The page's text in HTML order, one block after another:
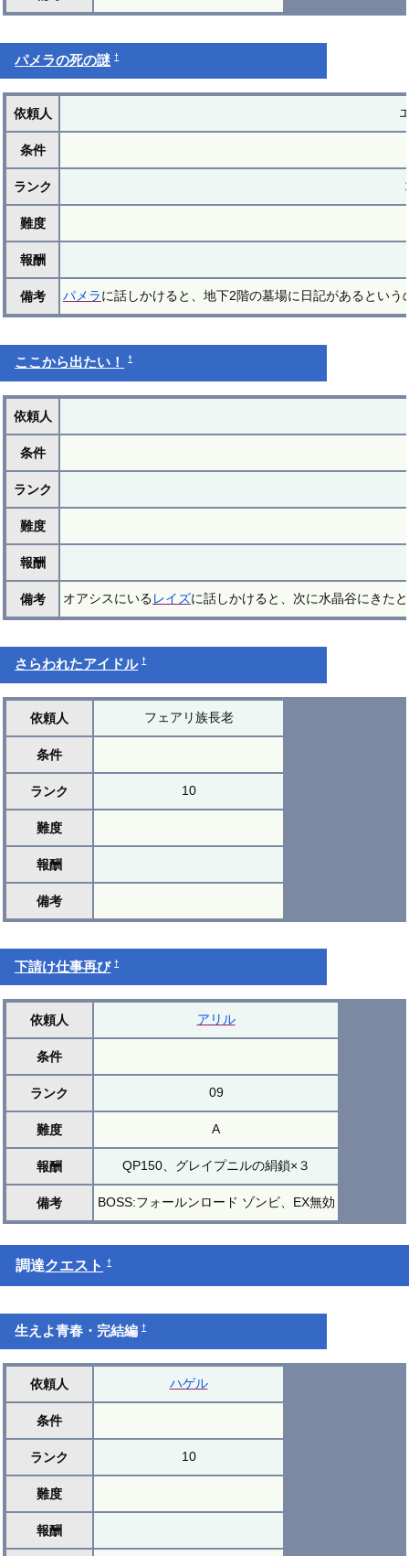
パメラの死の謎 †
依頼人
条件
ランク
難度
報酬
備考 パメラに話しかけると、地下2階の墓場に日記があるとい
ここから出たい！ †
依頼人
条件
ランク
難度
報酬
備考 オアシスにいるレイズに話しかけると、次に水晶谷にきた
さらわれたアイドル †
依頼人 フェアリ族長老
条件
ランク 10
難度
報酬
備考
下請け仕事再び †
依頼人 アリル
条件
ランク 09
難度 A
報酬 QP150、グレイプニルの絹鎖×３
備考 BOSS:フォールンロード ゾンビ、EX無効
調達クエスト †
生えよ青春・完結編†
依頼人 ハゲル
条件
ランク 10
難度
報酬